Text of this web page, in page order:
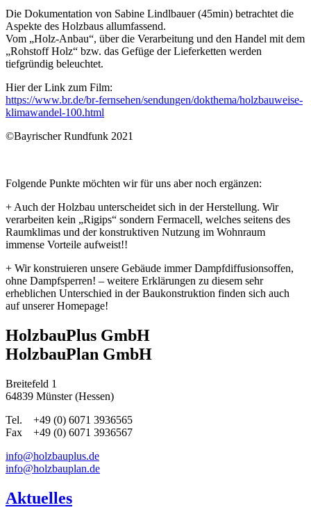
Die Dokumentation von Sabine Lindlbauer (45min) betrachtet die
Aspekte des Holzbaus allumfassend.
Vom „Holz-Anbau“, über die Verarbeitung und den Handel mit dem
„Rohstoff Holz“ bzw. das Gefüge der Lieferketten werden
tiefgründig beleuchtet.
Hier der Link zum Film:
https://www.br.de/br-fernsehen/sendungen/dokthema/holzbauweise-
klimawandel-100.html
©Bayrischer Rundfunk 2021
Folgende Punkte möchten wir für uns aber noch ergänzen:
+ Auch der Holzbau unterscheidet sich in der Herstellung. Wir
verarbeiten kein „Rigips“ sondern Fermacell, welches seitens des
Raumklimas und der konstruktiven Nutzung im Wohnraum
immense Vorteile aufweist!!
+ Wir konstruieren unsere Gebäude immer Dampfdiffusionsoffen,
ohne Dampfsperren! – weitere Erklärungen zu diesem sehr
erheblichen Unterschied in der Baukonstruktion finden sich auch
auf unserer Homepage!
HolzbauPlus GmbH
HolzbauPlan GmbH
Breitefeld 1
64839 Münster (Hessen)
Tel. +49 (0) 6071 3936565
Fax +49 (0) 6071 3936567
info@holzbauplus.de
info@holzbauplan.de
Aktuelles